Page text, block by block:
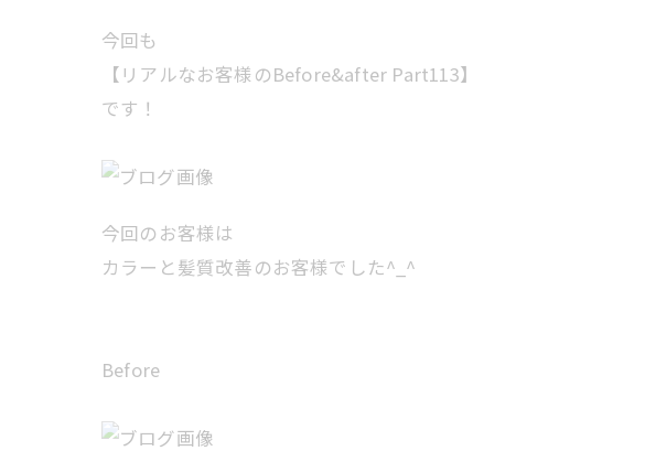
今回も
【リアルなお客様のBefore&after Part113】
です！
今回のお客様は
カラーと髪質改善のお客様でした^_^
Before